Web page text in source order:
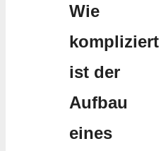
Wie
kompliziert
ist der
Aufbau
eines